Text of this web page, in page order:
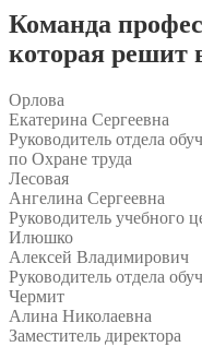
Команда
которая решит
Орлова
Екатерина Сергеевна
Руководитель отдела
по Охране труда
Лесовая
Ангелина Сергеевна
Руководитель учебного
Илюшко
Алексей Владимирович
Руководитель отдела
Чермит
Алина Николаевна
Заместитель директора